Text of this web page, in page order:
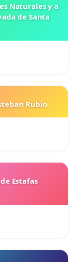
Naturales y a
de Santa
Rubio
Estafas